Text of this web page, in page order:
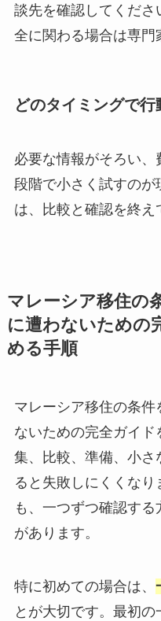
談先を確認してくだ
全に関わる場合は専門
どのタイミングで行
必要な情報がそろい
段階で小さく試すの
は、比較と確認を終え
マレーシア移住の
に遭わないための
める手順
マレーシア移住の条
ないための完全ガイ
集、比較、準備、小
ると失敗しにくくなり
も、一つずつ確認す
があります。
特に初めての場合は、
とが大切です。最初の